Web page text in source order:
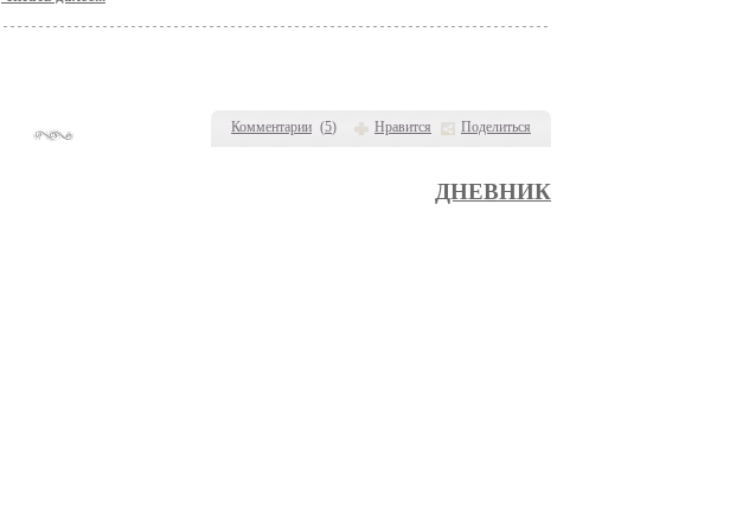
Комментарии (5) Нравится Поделиться
ДНЕВНИК